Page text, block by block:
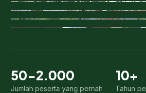
50-2.000
Jumlah peserta yang pernah
10+
Tahun